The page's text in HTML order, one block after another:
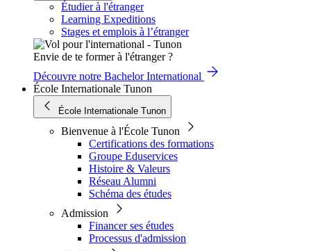
Étudier à l'étranger
Learning Expeditions
Stages et emplois à l’étranger
Envie de te former à l'étranger ?
Découvre notre Bachelor International
École Internationale Tunon
École Internationale Tunon
Bienvenue à l'École Tunon
Certifications des formations
Groupe Eduservices
Histoire & Valeurs
Réseau Alumni
Schéma des études
Admission
Financer ses études
Processus d'admission